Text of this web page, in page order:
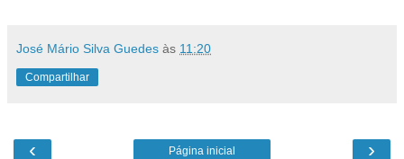
José Mário Silva Guedes às 11:20
Compartilhar
‹ ›
Página inicial